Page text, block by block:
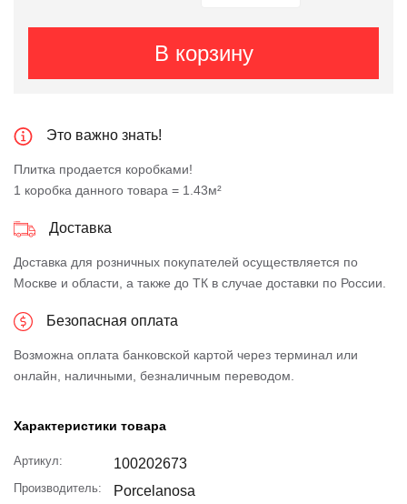
В корзину
Это важно знать!
Плитка продается коробками!
1 коробка данного товара = 1.43м²
Доставка
Доставка для розничных покупателей осуществляется по
Москве и области, а также до ТК в случае доставки по России.
Безопасная оплата
Возможна оплата банковской картой через терминал или
онлайн, наличными, безналичным переводом.
Характеристики товара
Артикул: 100202673
Производитель: Porcelanosa